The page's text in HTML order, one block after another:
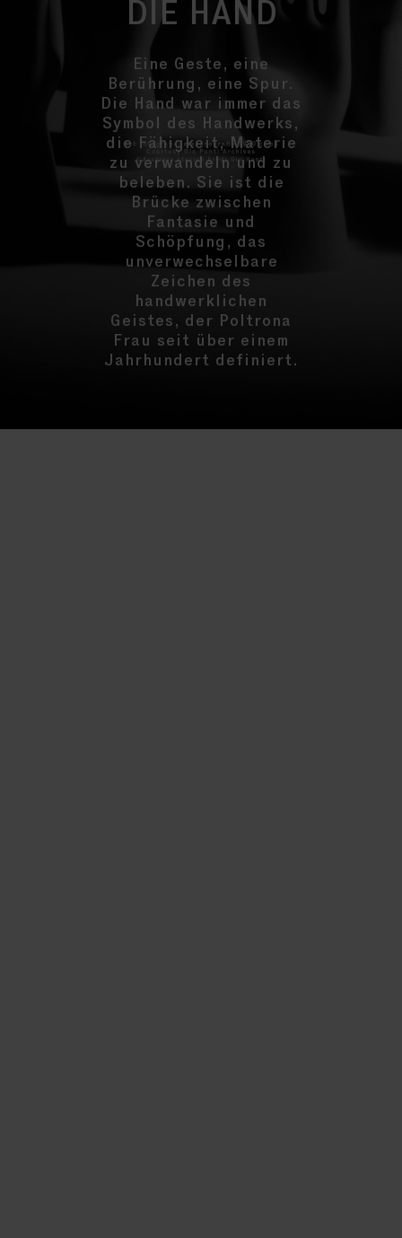
DIE HAND
Eine Geste, eine
Berührung, eine Spur.
Die Hand war immer das
Symbol des Handwerks,
die Fähigkeit, Materie
zu verwandeln und zu
beleben. Sie ist die
Brücke zwischen
Fantasie und
Schöpfung, das
unverwechselbare
Zeichen des
handwerklichen
Geistes, der Poltrona
Frau seit über einem
Jahrhundert definiert.